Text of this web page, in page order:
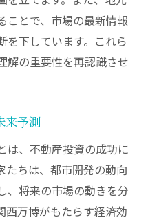
ことで、市場の最新情報
を下しています。これら
解の重要性を再認識させ
来予測
は、不動産投資の成功に
たちは、都市開発の動向
、将来の市場の動きを分
西万博がもたらす経済効